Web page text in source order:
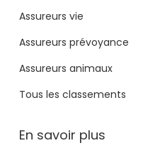
Assureurs vie
Assureurs prévoyance
Assureurs animaux
Tous les classements
En savoir plus